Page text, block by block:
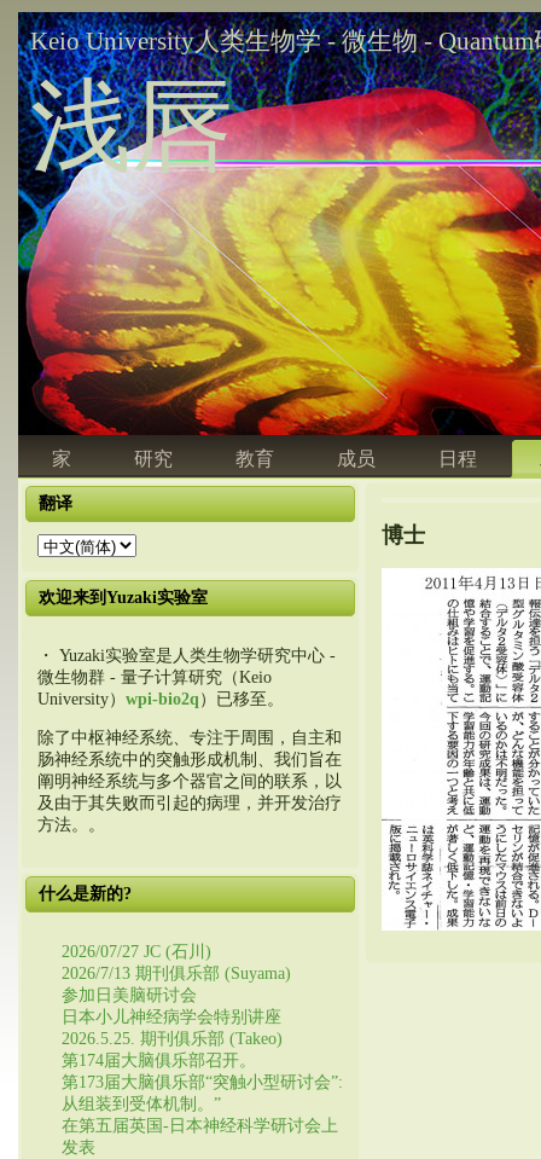
Keio University人类生物学 - 微生物 -
浅唇
家 研究 教育 成员 日程
翻译
欢迎来到Yuzaki实验室
・ Yuzaki实验室是人类生物学研究中心 -
微生物群 - 量子计算研究（Keio
University） wpi-bio2q ）已移至。
除了中枢神经系统、专注于周围，自主和
肠神经系统中的突触形成机制、我们旨在
阐明神经系统与多个器官之间的联系，以
及由于其失败而引起的病理，并开发治疗
方法。。
什么是新的?
2026/07/27 JC (石川)
2026/7/13 期刊俱乐部 (Suyama)
参加日美脑研讨会
日本小儿神经病学会特别讲座
2026.5.25. 期刊俱乐部 (Takeo)
第174届大脑俱乐部召开。
第173届大脑俱乐部“突触小型研讨会”:
从组装到受体机制。”
在第五届英国-日本神经科学研讨会上
发表
博士